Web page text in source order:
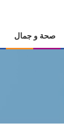
صحة و جمال